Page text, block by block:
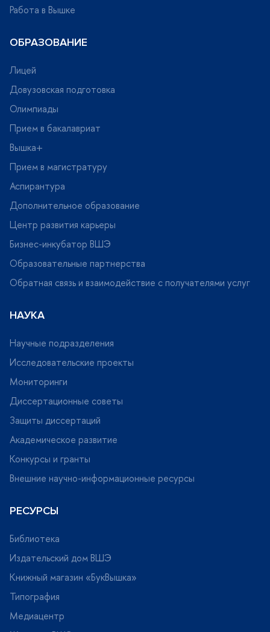
Работа в Вышке
ОБРАЗОВАНИЕ
Лицей
Довузовская подготовка
Олимпиады
Прием в бакалавриат
ышка+
Прием в магистратуру
Аспирантура
Дополнительное образование
Центр развития карьеры
Бизнес-инкубатор ВШЭ
Образовательные партнерства
Обратная связь и взаимодействие с получателями услу
НАУКА
Научные подразделения
Исследовательские проекты
Мониторинги
Диссертационные советы
Защиты диссертаций
Академическое развитие
Конкурсы и гранты
нешние научно-информационные ресурсы
РЕСУРСЫ
Библиотека
Издательский дом ВШЭ
Книжный магазин «БукВышка»
Типография
Медиацентр